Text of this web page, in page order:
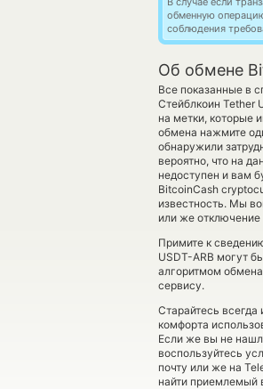
обменную
соблюдения
Об обмене
Все показанные в
Стейблкоин Tether
на метки, которые
обмена нажмите
обнаружили
вероятно, что на
недоступен и вам
BitcoinCash
известность. Мы
или же отключение
Примите к
USDT-ARB могут
алгоритмом
сервису.
Старайтесь всегда
комфорта
Если же вы не
воспользуйтесь
почту или же на
найти приемлемый